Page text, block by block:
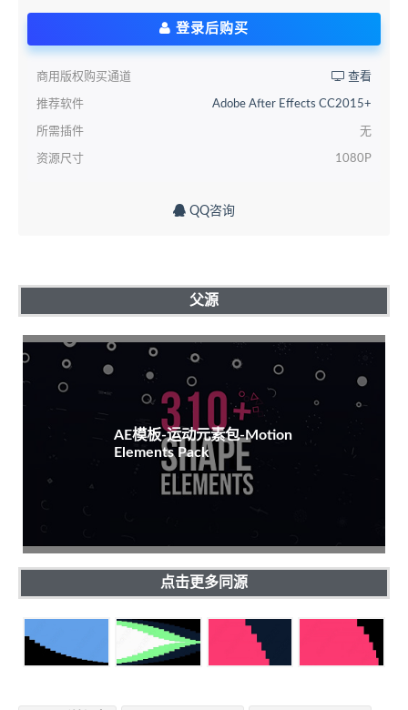
登录后购买
商用版权购买通道 查看
推荐软件 Adobe After Effects CC2015+
所需插件 无
资源尺寸 1080P
QQ咨询
父源
AE模板-运动元素包-Motion
Elements Pack
点击更多同源